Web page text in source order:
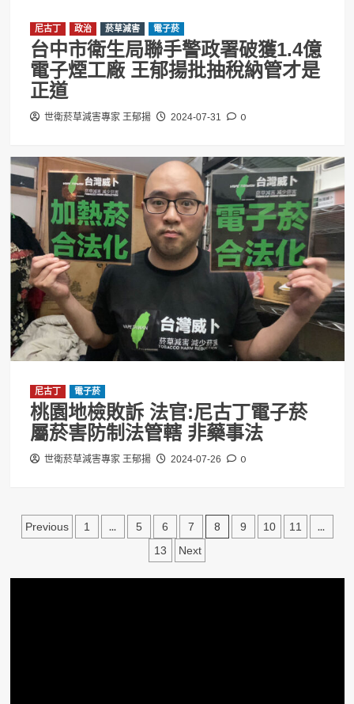
尼古丁 政治 菸草減害 電子菸
台中市衛生局聯手警政署破獲1.4億
電子煙工廠 王郁揚批抽稅納管才是
正道
世衛菸草減害專家 王郁揚 2024-07-31 0
尼古丁 電子菸
桃園地檢敗訴 法官:尼古丁電子菸
屬菸害防制法管轄 非藥事法
世衛菸草減害專家 王郁揚 2024-07-26 0
文
分
Previous 1 ... 5 6 7 8 9 10 11 ...
13 Next